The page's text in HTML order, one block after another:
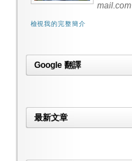
mail.com
檢視我的完整簡介
Google 翻譯
最新文章